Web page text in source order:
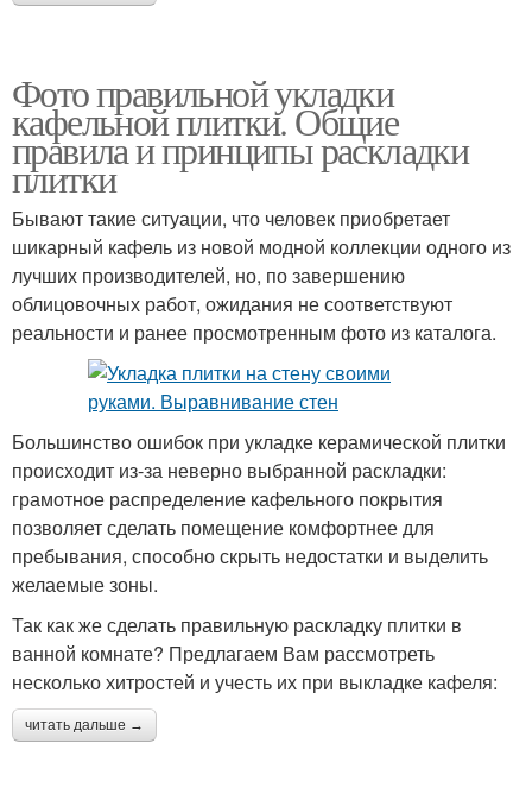
Фото правильной укладки
кафельной плитки. Общие
правила и принципы раскладки
плитки
Бывают такие ситуации, что человек приобретает
шикарный кафель из новой модной коллекции одного из
лучших производителей, но, по завершению
облицовочных работ, ожидания не соответствуют
реальности и ранее просмотренным фото из каталога.
Большинство ошибок при укладке керамической плитки
происходит из-за неверно выбранной раскладки:
грамотное распределение кафельного покрытия
позволяет сделать помещение комфортнее для
пребывания, способно скрыть недостатки и выделить
желаемые зоны.
Так как же сделать правильную раскладку плитки в
ванной комнате? Предлагаем Вам рассмотреть
несколько хитростей и учесть их при выкладке кафеля:
читать дальше →